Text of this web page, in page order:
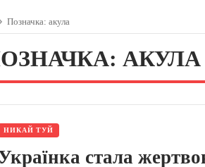
Позначка: акула
АКУЛА
НИКАЙ ТУЙ
стала